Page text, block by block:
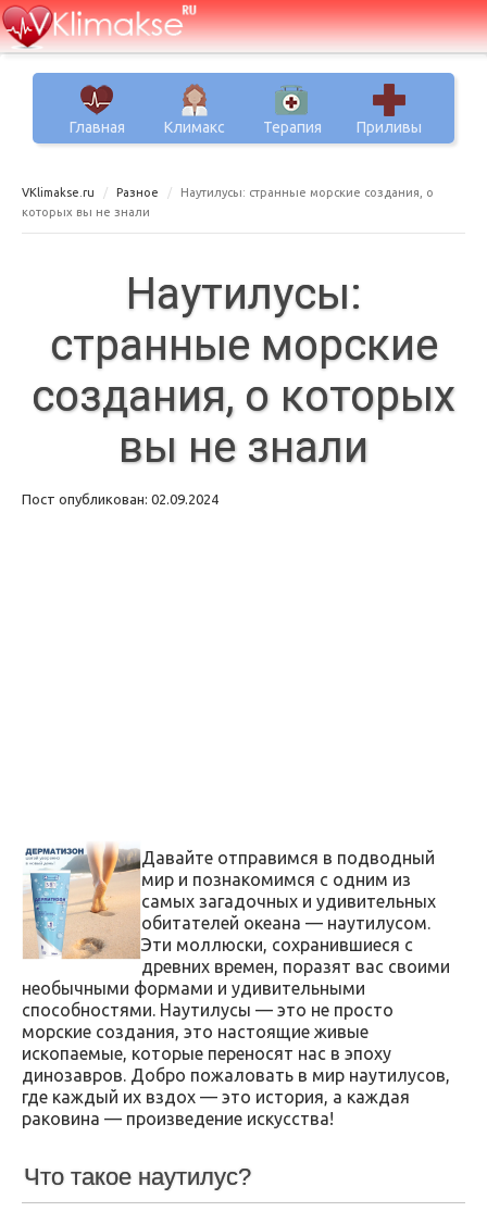
Главная Климакс Терапия Приливы
VKlimakse.ru Разное
Наутилусы: странные морские создания, о
которых вы не знали
Наутилусы:
странные морские
создания, о которых
вы не знали
Пост опубликован: 02.09.2024
Давайте отправимся в подводный
мир и познакомимся с одним из
самых загадочных и удивительных
обитателей океана — наутилусом.
Эти моллюски, сохранившиеся с
древних времен, поразят вас своими
необычными формами и удивительными
способностями. Наутилусы — это не просто
морские создания, это настоящие живые
ископаемые, которые переносят нас в эпоху
динозавров. Добро пожаловать в мир наутилусов,
где каждый их вздох — это история, а каждая
раковина — произведение искусства!
Что такое наутилус?